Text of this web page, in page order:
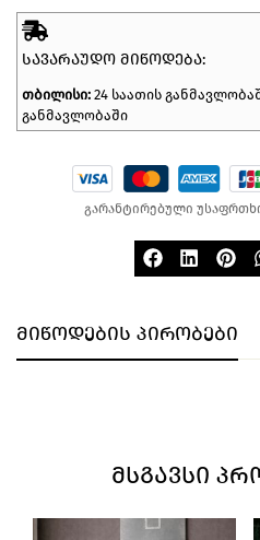
ᲡᲐᲕᲐᲠᲐᲣᲓᲝ ᲛᲘᲬᲝᲓᲔᲑᲐ:
თბილისი: 24 საათის
განმავლობაში
გარანტირებული
მიწოდების პირობები
ᲛᲡᲒᲐᲕᲡᲘ